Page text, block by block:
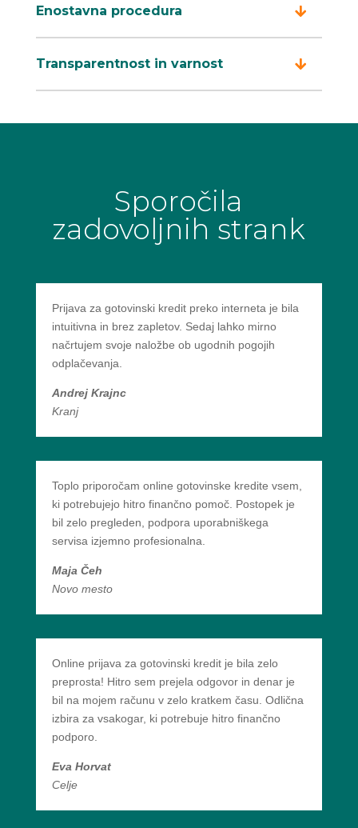
Enostavna procedura
Transparentnost in varnost
Sporočila
zadovoljnih strank
Prijava za gotovinski kredit preko interneta je bila
intuitivna in brez zapletov. Sedaj lahko mirno
načrtujem svoje naložbe ob ugodnih pogojih
odplačevanja.
Andrej Krajnc
Kranj
Toplo priporočam online gotovinske kredite vsem,
ki potrebujejo hitro finančno pomoč. Postopek je
bil zelo pregleden, podpora uporabniškega
servisa izjemno profesionalna.
Maja Čeh
Novo mesto
Online prijava za gotovinski kredit je bila zelo
preprosta! Hitro sem prejela odgovor in denar je
bil na mojem računu v zelo kratkem času. Odlična
izbira za vsakogar, ki potrebuje hitro finančno
podporo.
Eva Horvat
Celje